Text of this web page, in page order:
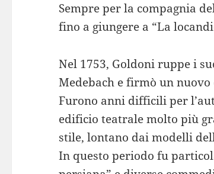
Sempre per la compagnia
fino a giungere a “La
Nel 1753, Goldoni ruppe i
Medebach e firmò un
Furono anni difficili per
edificio teatrale molto più
stile, lontano dai modelli
In questo periodo fu